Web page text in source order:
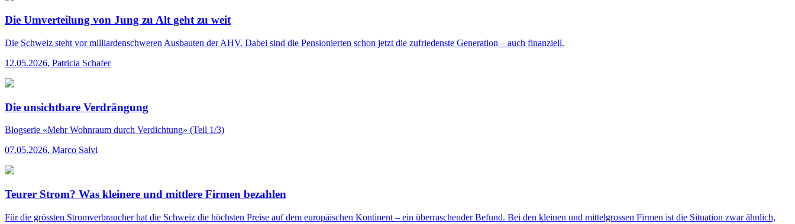
Die Umverteilung von Jung zu Alt geht zu weit
Die Schweiz steht vor milliardenschweren Ausbauten der AHV. Dabei sind die Pensionierten schon jetzt die zufriedenste Generation – auch finanziell.
12.05.2026, Patricia Schafer
Die unsichtbare Verdrängung
Blogserie «Mehr Wohnraum durch Verdichtung» (Teil 1/3)
07.05.2026, Marco Salvi
Teurer Strom? Was kleinere und mittlere Firmen bezahlen
Für die grössten Stromverbraucher hat die Schweiz die höchsten Preise auf dem europäischen Kontinent – ein überraschender Befund. Bei den kleinen und mittelgrossen Firmen ist die Situation zwar ähnlich,